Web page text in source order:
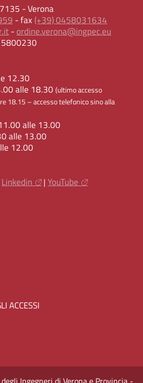
- Verona
- fax (+39) 0458031634
-ordine.verona@ingpec.eu
12.30
alle 18.30 (ultimo accesso
18.15 – accesso telefonico sino alla
alle 13.00
alle 13.00
12.00
Linkedin | YouTube
ACCESSI